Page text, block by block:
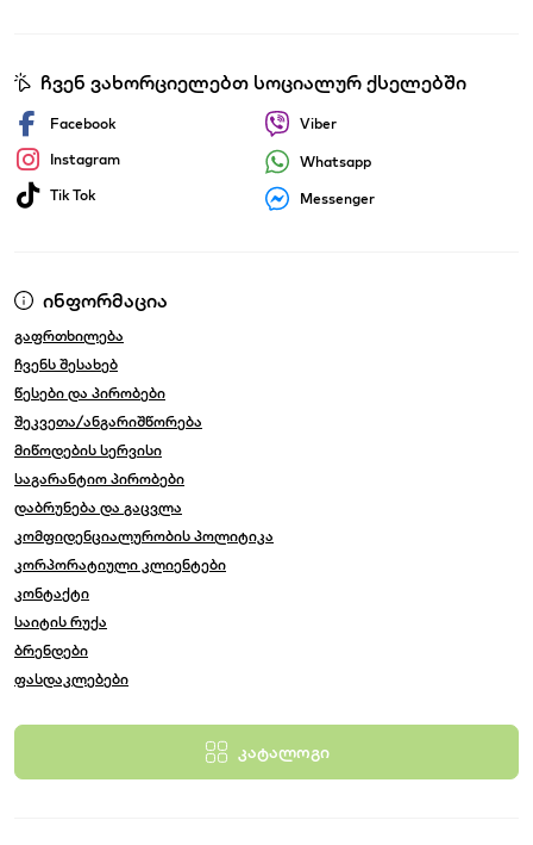
ინფორმაცია
გაფრთხილება
ჩვენს შესახებ
წესები და პირობები
შეკვეთა/ანგარიშწორება
მიწოდების სერვისი
საგარანტიო პირობები
დაბრუნება და გაცვლა
კომფიდენციალურობის პოლიტიკა
კორპორატიული კლიენტები
კონტაქტი
საიტის რუქა
ბრენდები
ფასდაკლებები
კატალოგი
ჩვენ ვახორციელებთ სოციალურ ქსელებში
Facebook
Instagram
Tik Tok
Viber
Whatsapp
Messenger